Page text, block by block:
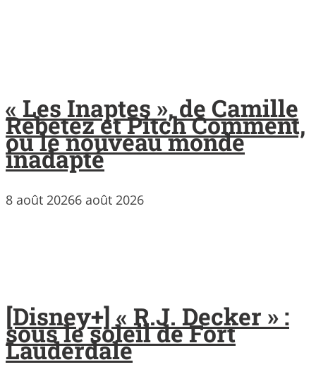
« Les Inaptes », de Camille
Rebetez et Pitch Comment,
ou le nouveau monde
inadapté
8 août 20266 août 2026
[Disney+] « R.J. Decker » :
sous le soleil de Fort
Lauderdale